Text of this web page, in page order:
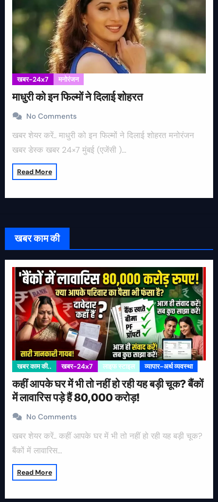
खबर-24x7 मनोरंजन
माधुरी को इन फिल्मों ने दिलाई शोहरत
No Comments
खबर शेयर करें.. माधुरी को इन फिल्मों ने दिलाई शोहरत मनोरंजन
खबर डेस्क खबर 24×7 मुंबई (एजेंसी )…
Read More
खबर काम की
खबर काम की.. खबर-24x7 लाइफ स्टाइल व्यापार-अर्थ व्यवस्था
कहीं आपके घर में भी तो नहीं हो रही यह बड़ी चूक? बैंकों
में लावारिस पड़े हैं 80,000 करोड़!
No Comments
खबर शेयर करें.. कहीं आपके घर में भी तो नहीं हो रही यह बड़ी चूक?
बैंकों में लावारिस…
Read More